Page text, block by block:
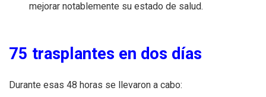
mejorar notablemente su estado de salud.
75 trasplantes en dos días
Durante esas 48 horas se llevaron a cabo: